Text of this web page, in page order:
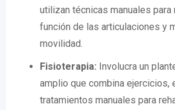
utilizan técnicas manuales para
función de las articulaciones y
movilidad.
Fisioterapia: Involucra un
amplio que combina ejercicios,
tratamientos manuales para